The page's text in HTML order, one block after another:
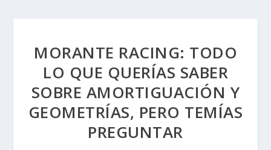
MORANTE RACING: TODO
LO QUE QUERÍAS SABER
SOBRE AMORTIGUACIÓN Y
GEOMETRÍAS, PERO TEMÍAS
PREGUNTAR